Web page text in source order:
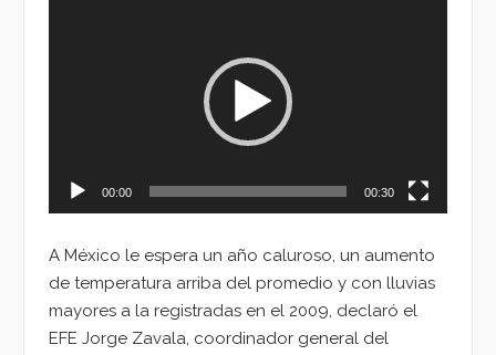
00:00 00:30
A México le espera un año caluroso, un aumento
de temperatura arriba del promedio y con lluvias
mayores a la registradas en el 2009, declaró el
EFE Jorge Zavala, coordinador general del